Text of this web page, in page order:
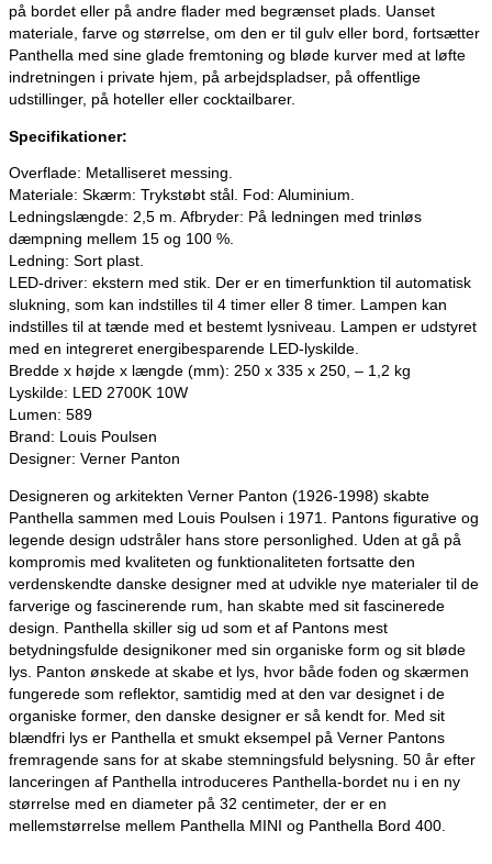
på bordet eller på andre flader med begrænset plads. Uanset
materiale, farve og størrelse, om den er til gulv eller bord, fortsætter
Panthella med sine glade fremtoning og bløde kurver med at løfte
indretningen i private hjem, på arbejdspladser, på offentlige
udstillinger, på hoteller eller cocktailbarer.
Specifikationer:
Overflade: Metalliseret messing.
Materiale: Skærm: Trykstøbt stål. Fod: Aluminium.
Ledningslængde: 2,5 m. Afbryder: På ledningen med trinløs
dæmpning mellem 15 og 100 %.
Ledning: Sort plast.
LED-driver: ekstern med stik. Der er en timerfunktion til automatisk
slukning, som kan indstilles til 4 timer eller 8 timer. Lampen kan
indstilles til at tænde med et bestemt lysniveau. Lampen er udstyret
med en integreret energibesparende LED-lyskilde.
Bredde x højde x længde (mm): 250 x 335 x 250, – 1,2 kg
Lyskilde: LED 2700K 10W
Lumen: 589
Brand: Louis Poulsen
Designer: Verner Panton
Designeren og arkitekten Verner Panton (1926-1998) skabte
Panthella sammen med Louis Poulsen i 1971. Pantons figurative og
legende design udstråler hans store personlighed. Uden at gå på
kompromis med kvaliteten og funktionaliteten fortsatte den
verdenskendte danske designer med at udvikle nye materialer til de
farverige og fascinerende rum, han skabte med sit fascinerede
design. Panthella skiller sig ud som et af Pantons mest
betydningsfulde designikoner med sin organiske form og sit bløde
lys. Panton ønskede at skabe et lys, hvor både foden og skærmen
fungerede som reflektor, samtidig med at den var designet i de
organiske former, den danske designer er så kendt for. Med sit
blændfri lys er Panthella et smukt eksempel på Verner Pantons
fremragende sans for at skabe stemningsfuld belysning. 50 år efter
lanceringen af Panthella introduceres Panthella-bordet nu i en ny
størrelse med en diameter på 32 centimeter, der er en
mellemstørrelse mellem Panthella MINI og Panthella Bord 400.